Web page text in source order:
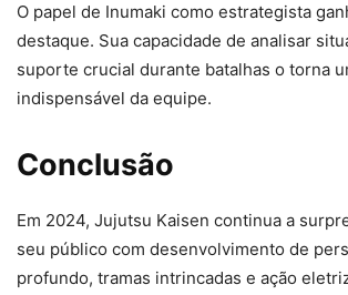
O papel de Inumaki como estrategista
destaque. Sua capacidade de analisar
suporte crucial durante batalhas o torna
indispensável da equipe.
Conclusão
Em 2024, Jujutsu Kaisen continua a
seu público com desenvolvimento de
profundo, tramas intrincadas e ação